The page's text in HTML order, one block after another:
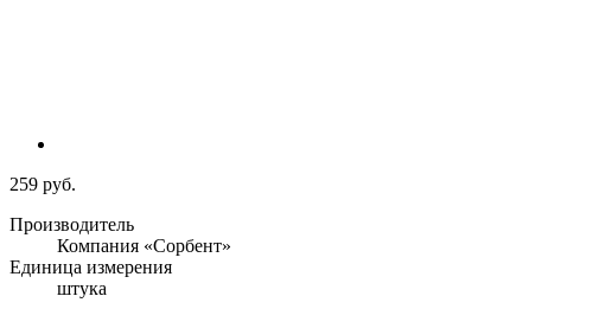
259 руб.
Производитель
Компания «Сорбент»
Единица измерения
штука